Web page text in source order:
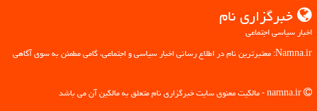
خبرگزاری نام
اخبار سیاسی اجتماعی
Namna.ir: معتبرترین نام در اطلاع رسانی اخبار سیاسی و اجتماعی، گامی مطمئن به سوی آگاهی